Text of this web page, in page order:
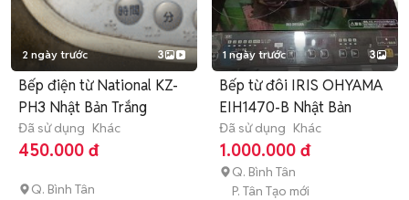
2 ngày trước 3
Bếp điện từ National KZ-
PH3 Nhật Bản Trắng
Đã sử dụng Khác
450.000 đ
Q. Bình Tân
1 ngày trước 3
Bếp từ đôi IRIS OHYAMA
EIH1470-B Nhật Bản
Đã sử dụng Khác
1.000.000 đ
Q. Bình Tân
P. Tân Tạo mới